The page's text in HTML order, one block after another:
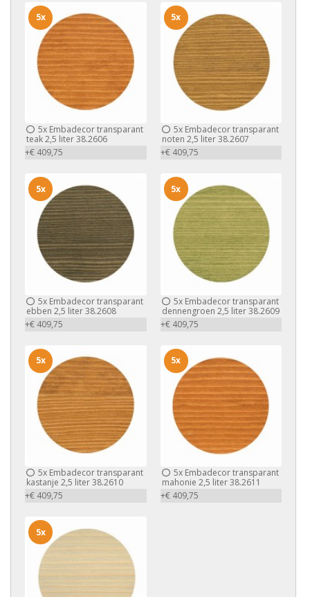
5x Embadecor transparant
teak 2,5 liter 38.2606
+€ 409,75
5x
5xEmbadecor transparant
noten 2,5 liter 38.2607
+€ 409,75
5x
5x Embadecor transparant
ebben 2,5 liter 38.2608
+€ 409,75
5x
5xEmbadecor transparant
dennengroen 2,5 liter 38.2609
+€ 409,75
5x
5x Embadecor transparant
kastanje 2,5 liter 38.2610
+€ 409,75
5x
5xEmbadecor transparant
mahonie 2,5 liter 38.2611
+€ 409,75
5x
5x